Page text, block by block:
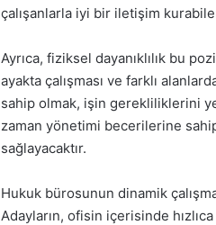
çalışanlarla iyi bir iletişim
Ayrıca, fiziksel dayanıklılık bu
ayakta çalışması ve farklı
sahip olmak, işin gerekliliklerini
zaman yönetimi becerilerine
sağlayacaktır.
Hukuk bürosunun dinamik
Adayların, ofisin içerisinde